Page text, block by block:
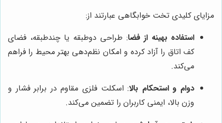
مزایای کلیدی تخت خوابگاهی عبارتند از:
استفاده بهینه از فضا: طراحی دوطبقه یا چندطبقه، فضای
کف اتاق را آزاد کرده و امکان نظم‌دهی بهتر محیط را فراهم
می‌کند.
دوام و استحکام بالا: اسکلت فلزی مقاوم در برابر فشار و
وزن بالا، ایمنی کاربران را تضمین می‌کند.